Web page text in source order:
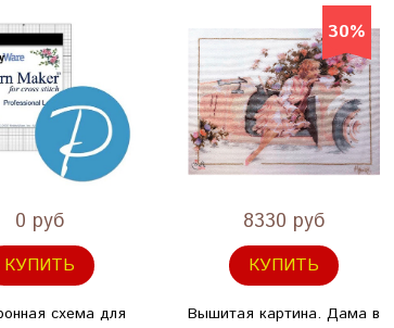
0 руб
КУПИТЬ
схема для
30%
8330 руб
КУПИТЬ
Вышитая картина. Дама в